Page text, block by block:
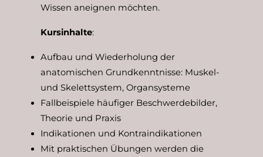
Wissen aneignen möchten.
Kursinhalte:
Aufbau und Wiederholung der
anatomischen Grundkenntnisse: Muskel-
und Skelettsystem, Organsysteme
Fallbeispiele häufiger Beschwerdebilder,
Theorie und Praxis
Indikationen und Kontraindikationen
Mit praktischen Übungen werden die